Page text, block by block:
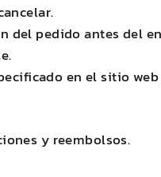
del pedido antes del
en el sitio
y reembolsos.